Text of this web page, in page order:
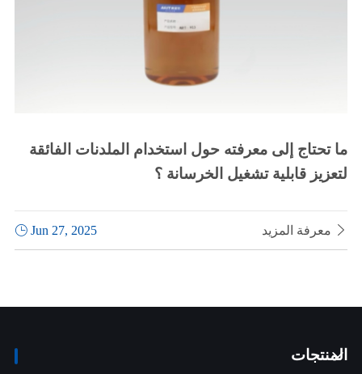
ما تحتاج إلى معرفته حول استخدام الملدنات الفائقة
لتعزيز قابلية تشغيل الخرسانة ؟
Jun 27, 2025 
المنتجات
